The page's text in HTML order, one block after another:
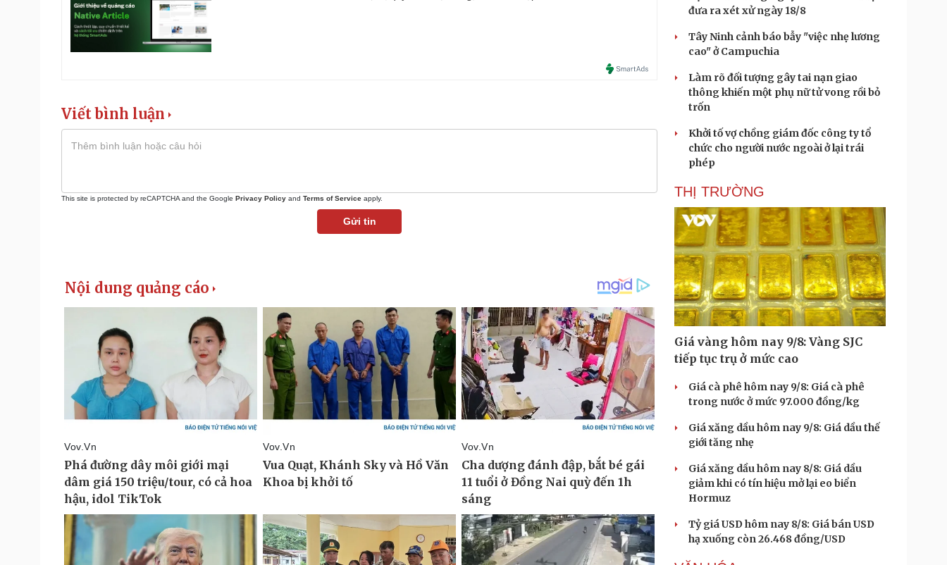
Viết bình luận
This site is protected by reCAPTCHA and the Google Privacy Policy and Terms of Service apply.
Gửi tin
đưa ra xét xử ngày 18/8
Tây Ninh cảnh báo bẫy "việc nhẹ lương
cao" ở Campuchia
Làm rõ đối tượng gây tai nạn giao
thông khiến một phụ nữ tử vong rồi bỏ
trốn
Khởi tố vợ chồng giám đốc công ty tổ
chức cho người nước ngoài ở lại trái
phép
THỊ TRƯỜNG
Giá vàng hôm nay 9/8: Vàng SJC
tiếp tục trụ ở mức cao
Giá cà phê hôm nay 9/8: Giá cà phê
trong nước ở mức 97.000 đồng/kg
Giá xăng dầu hôm nay 9/8: Giá dầu thế
giới tăng nhẹ
Giá xăng dầu hôm nay 8/8: Giá dầu
giảm khi có tín hiệu mở lại eo biển
Hormuz
Tỷ giá USD hôm nay 8/8: Giá bán USD
hạ xuống còn 26.468 đồng/USD